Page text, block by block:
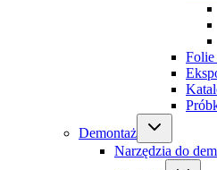
Folie
Demontaż
Narzędzia do